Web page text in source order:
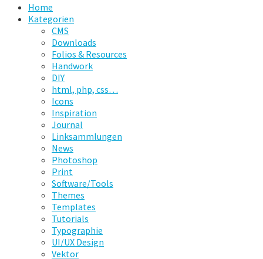
Home
Kategorien
CMS
Downloads
Folios & Resources
Handwork
DIY
html, php, css…
Icons
Inspiration
Journal
Linksammlungen
News
Photoshop
Print
Software/Tools
Themes
Templates
Tutorials
Typographie
UI/UX Design
Vektor